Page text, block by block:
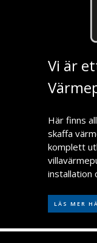
Vi är
Här finns
skaffa
komplett
installation
LÄS MER